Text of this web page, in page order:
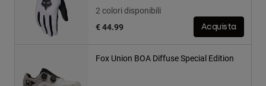
2 colori disponibili
€ 44.99
Acquista
Fox Union BOA Diffuse Special Edition